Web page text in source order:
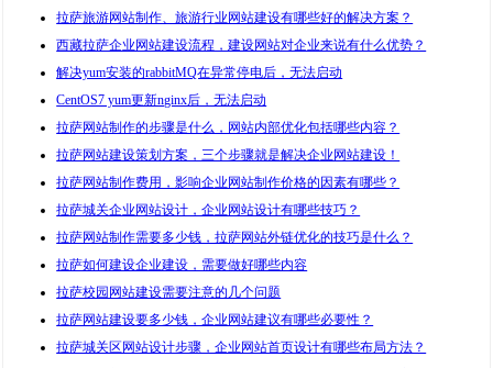
拉萨旅游网站制作、旅游行业网站建设有哪些好的解决方案？
西藏拉萨企业网站建设流程，建设网站对企业来说有什么优势？
解决yum安装的rabbitMQ在异常停电后，无法启动
CentOS7 yum更新nginx后，无法启动
拉萨网站制作的步骤是什么，网站内部优化包括哪些内容？
拉萨网站建设策划方案，三个步骤就是解决企业网站建设！
拉萨网站制作费用，影响企业网站制作价格的因素有哪些？
拉萨城关企业网站设计，企业网站设计有哪些技巧？
拉萨网站制作需要多少钱，拉萨网站外链优化的技巧是什么？
拉萨如何建设企业建设，需要做好哪些内容
拉萨校园网站建设需要注意的几个问题
拉萨网站建设要多少钱，企业网站建议有哪些必要性？
拉萨城关区网站设计步骤，企业网站首页设计有哪些布局方法？